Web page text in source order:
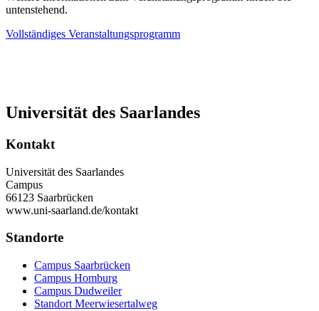
untenstehend.
Vollständiges Veranstaltungsprogramm
Universität des Saarlandes
Kontakt
Universität des Saarlandes
Campus
66123 Saarbrücken
www.uni-saarland.de/kontakt
Standorte
Campus Saarbrücken
Campus Homburg
Campus Dudweiler
Standort Meerwiesertalweg